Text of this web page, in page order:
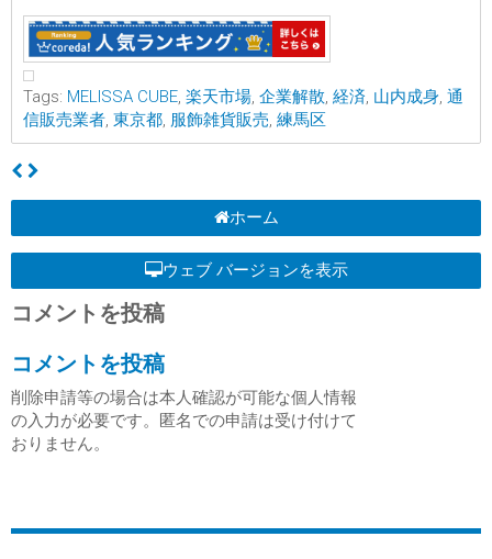
Tags: MELISSA CUBE, 楽天市場, 企業解散, 経済, 山内成身, 通
信販売業者, 東京都, 服飾雑貨販売, 練馬区
ホーム
ウェブ バージョンを表示
コメントを投稿
コメントを投稿
削除申請等の場合は本人確認が可能な個人情報
の入力が必要です。匿名での申請は受け付けて
おりません。